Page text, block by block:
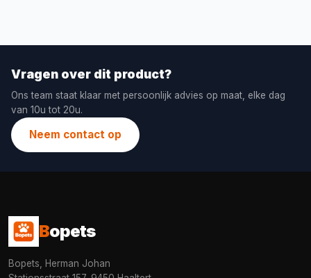
Vragen over dit product?
Ons team staat klaar met persoonlijk advies op maat, elke dag
van 10u tot 20u.
Neem contact op
Bopets
Bopets, Herman Johan